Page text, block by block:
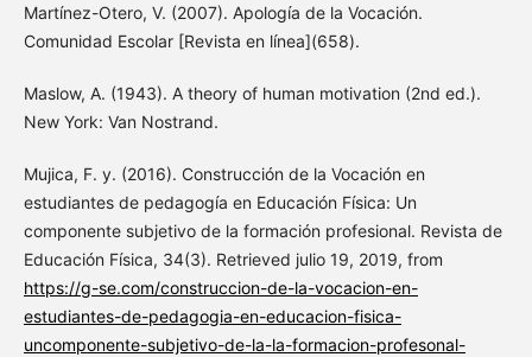
Martínez-Otero, V. (2007). Apología de la Vocación.
Comunidad Escolar [Revista en línea](658).
Maslow, A. (1943). A theory of human motivation (2nd ed.).
New York: Van Nostrand.
Mujica, F. y. (2016). Construcción de la Vocación en
estudiantes de pedagogía en Educación Física: Un
componente subjetivo de la formación profesional. Revista de
Educación Física, 34(3). Retrieved julio 19, 2019, from
https://g-se.com/construccion-de-la-vocacion-en-
estudiantes-de-pedagogia-en-educacion-fisica-
uncomponente-subjetivo-de-la-la-formacion-profesonal-